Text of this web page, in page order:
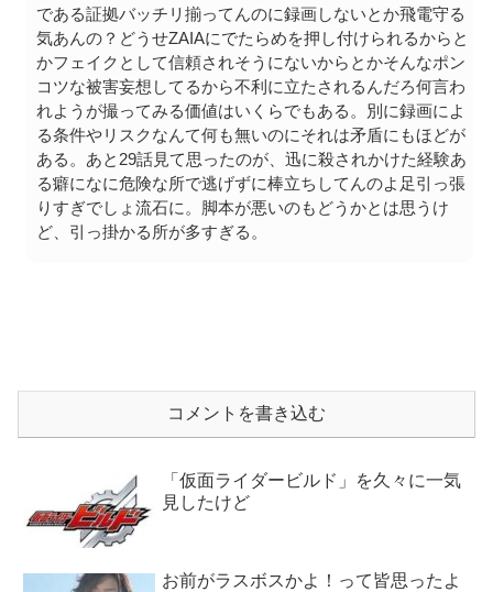
である証拠バッチリ揃ってんのに録画しないとか飛電守る
気あんの？どうせZAIAにでたらめを押し付けられるからと
かフェイクとして信頼されそうにないからとかそんなポン
コツな被害妄想してるから不利に立たされるんだろ何言わ
れようが撮ってみる価値はいくらでもある。別に録画によ
る条件やリスクなんて何も無いのにそれは矛盾にもほどが
ある。あと29話見て思ったのが、迅に殺されかけた経験あ
る癖になに危険な所で逃げずに棒立ちしてんのよ足引っ張
りすぎでしょ流石に。脚本が悪いのもどうかとは思うけ
ど、引っ掛かる所が多すぎる。
コメントを書き込む
「仮面ライダービルド」を久々に一気
見したけど
お前がラスボスかよ！って皆思ったよ